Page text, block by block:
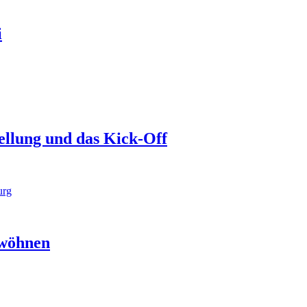
und das Kick-Off